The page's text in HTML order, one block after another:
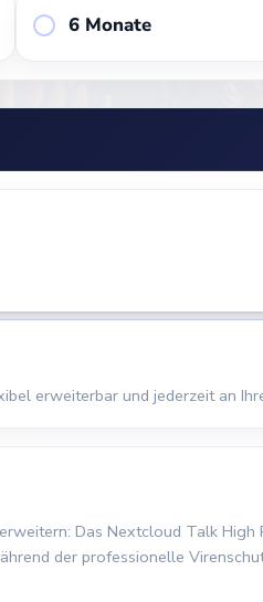
6 Monate
erweiterbar und jederzeit an
Das Nextcloud Talk
der professionelle